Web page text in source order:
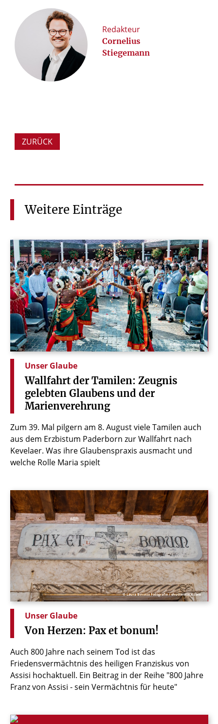
Redakteur
Cornelius
Stiegemann
ZURÜCK
Weitere Einträge
© Bistum Münster
Unser Glaube
Wallfahrt der Tamilen: Zeugnis
gelebten Glaubens und der
Marienverehrung
Zum 39. Mal pilgern am 8. August viele Tamilen auch
aus dem Erzbistum Paderborn zur Wallfahrt nach
Kevelaer. Was ihre Glaubenspraxis ausmacht und
welche Rolle Maria spielt
© Laura Binotto Fotografie / shutterstock.com
Unser Glaube
Von Herzen: Pax et bonum!
Auch 800 Jahre nach seinem Tod ist das
Friedensvermächtnis des heiligen Franziskus von
Assisi hochaktuell. Ein Beitrag in der Reihe "800 Jahre
Franz von Assisi - sein Vermächtnis für heute"